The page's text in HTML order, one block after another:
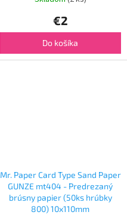
€2
Do košíka
Mr. Paper Card Type Sand Paper
GUNZE mt404 - Predrezaný
brúsny papier (50ks hrúbky
800) 10x110mm